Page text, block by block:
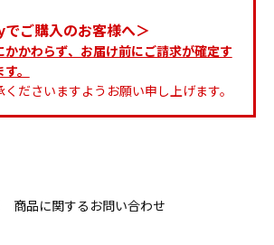
ご購入のお客様へ＞
かわらず、お届け前にご請求が確定す
。
ださいますようお願い申し上げます。
商品に関するお問い合わせ